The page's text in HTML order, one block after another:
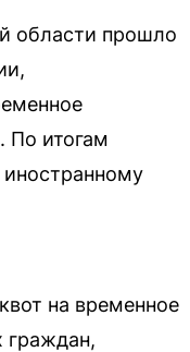
области прошло
По итогам
иностранному
на временное
граждан,